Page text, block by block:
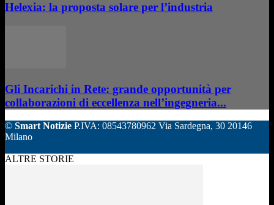
Helexia: la proposta solare per l’industria
Gli Incarichi in Rete: grande opportunità per
collaborazioni di eccellenza nell’ingegneria...
© Smart Notizie P.IVA: 08543780962 Via Sardegna, 30 20146
Milano
ALTRE STORIE